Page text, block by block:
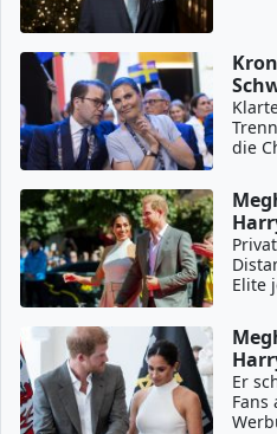
die
Elite
Er
Fans